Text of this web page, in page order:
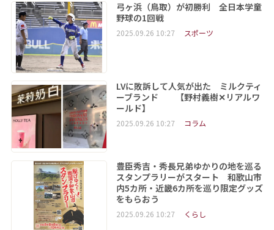
弓ヶ浜（鳥取）が初勝利 全日本学童
野球の1回戦
2025.09.26 10:27 スポーツ
LVに敗訴して人気が出た ミルクティ
ーブランド 【野村義樹✕リアルワ
ールド】
2025.09.26 10:27 コラム
豊臣秀吉・秀長兄弟ゆかりの地を巡る
スタンプラリーがスタート 和歌山市
内5カ所・近畿6カ所を巡り限定グッズ
をもらおう
2025.09.26 10:27 くらし